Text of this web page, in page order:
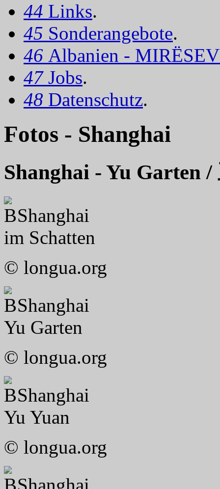
44 Links.
45 Sonderangebote.
46 Albanien -
47 Jobs.
48 Datenschutz.
Fotos - Shanghai
Shanghai - Yu Garten /
Shanghai
im Schatten
© longua.org
Shanghai
Yu Garten
© longua.org
Shanghai
Yu Yuan
© longua.org
Shanghai